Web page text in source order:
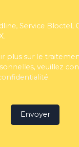
Service Bloctel,
plus sur le
veuillez
.
Envoyer